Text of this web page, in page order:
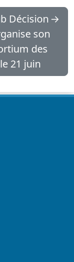
Décision
son
des
21 juin
→